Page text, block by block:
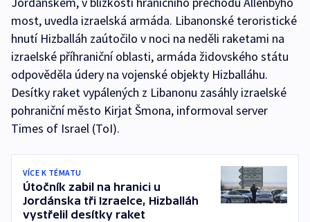
most, uvedla izraelská armáda. Libanonské teroristické
hnutí Hizballáh zaútočilo v noci na neděli raketami na
izraelské příhraniční oblasti, armáda židovského státu
odpověděla údery na vojenské objekty Hizballáhu.
Desítky raket vypálených z Libanonu zasáhly izraelské
pohraniční město Kirjat Šmona, informoval server
Times of Israel (ToI).
VÍCE K TÉMATU
Útočník zabil na hranici u
Jordánska tři Izraelce, Hizballáh
vystřelil desítky raket